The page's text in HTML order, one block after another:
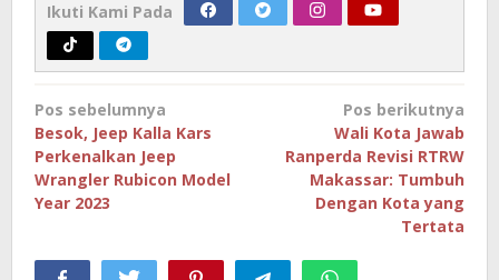
Ikuti Kami Pada
Navigasi
pos
Pos sebelumnya
Besok, Jeep Kalla Kars
Perkenalkan Jeep
Wrangler Rubicon Model
Year 2023
Pos berikutnya
Wali Kota Jawab
Ranperda Revisi RTRW
Makassar: Tumbuh
Dengan Kota yang
Tertata